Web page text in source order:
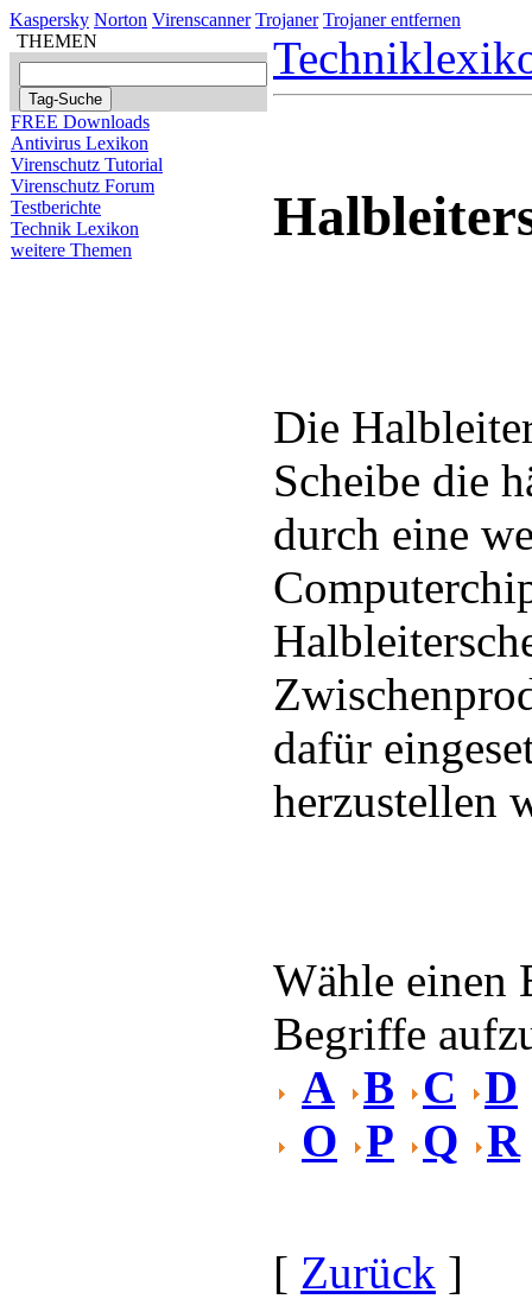
Kaspersky Norton Virenscanner Trojaner Trojaner entfernen
THEMEN
FREE Downloads
Antivirus Lexikon
Virenschutz Tutorial
Virenschutz Forum
Testberichte
Technik Lexikon
weitere Themen
Die
Scheibe die
durch eine
dafür
herzustellen
Wähle einen
Begriffe
A B C
D
O P Q R
[ Zurück ]